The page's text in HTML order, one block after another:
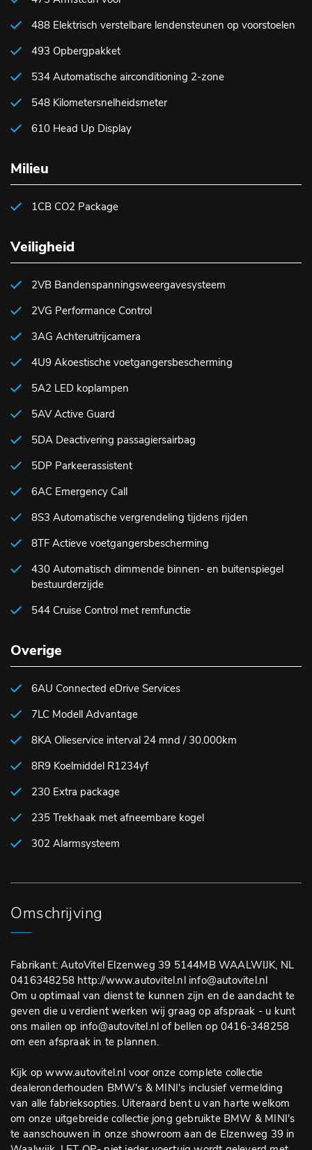
488 Elektrisch verstelbare lendensteunen op voorstoelen
493 Opbergpakket
534 Automatische airconditioning 2-zone
548 Kilometersnelheidsmeter
610 Head Up Display
Milieu
1CB CO2 Package
Veiligheid
2VB Bandenspanningsweergavesysteem
2VG Performance Control
3AG Achteruitrijcamera
4U9 Akoestische voetgangersbescherming
5A2 LED koplampen
5AV Active Guard
5DA Deactivering passagiersairbag
5DP Parkeerassistent
6AC Emergency Call
8S3 Automatische vergrendeling tijdens rijden
8TF Actieve voetgangersbescherming
430 Automatisch dimmende binnen- en buitenspiegel
bestuurderzijde
544 Cruise Control met remfunctie
Overige
6AU Connected eDrive Services
7LC Modell Advantage
8KA Olieservice interval 24 mnd / 30.000km
8R9 Koelmiddel R1234yf
230 Extra package
235 Trekhaak met afneembare kogel
302 Alarmsysteem
Omschrijving
Fabrikant: AutoVitel Elzenweg 39 5144MB WAALWIJK, NL
0416348258 http://www.autovitel.nl info@autovitel.nl
Om u optimaal van dienst te kunnen zijn en de aandacht te
geven die u verdient werken wij graag op afspraak - u kunt
ons mailen op info@autovitel.nl of bellen op 0416-348258
om een afspraak in te plannen.
Kijk op www.autovitel.nl voor onze complete collectie
dealeronderhouden BMW's & MINI's inclusief vermelding
van alle fabrieksopties. Uiteraard bent u van harte welkom
om onze uitgebreide collectie jong gebruikte BMW & MINI's
te aanschouwen in onze showroom aan de Elzenweg 39 in